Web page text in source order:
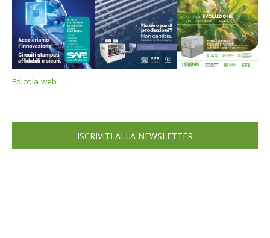
Edicola web
ISCRIVITI ALLA NEWSLETTER